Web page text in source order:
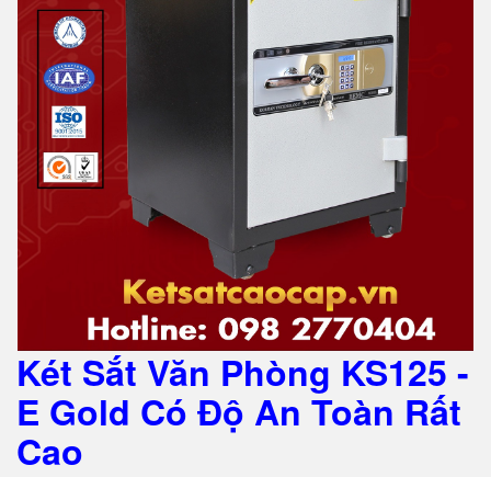
Két Sắt Văn Phòng KS125 -
E Gold Có Độ An Toàn Rất
Cao